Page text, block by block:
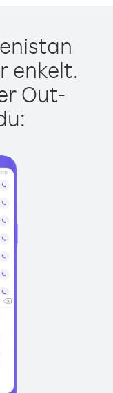
enkelt.
Out-